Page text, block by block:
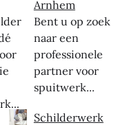
Arnhem
Bent u op zoek
naar een
professionele
partner voor
spuitwerk...
Schilderwerk